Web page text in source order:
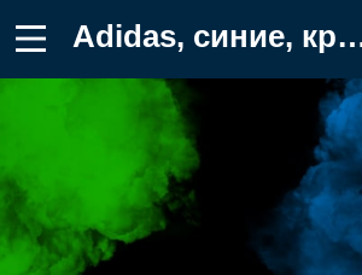
Adidas, синие, красые, логотипы Картинка для телефона